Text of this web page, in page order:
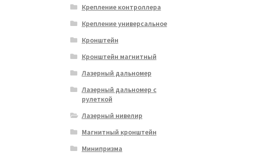
Крепление контроллера
Крепление универсальное
Кронштейн
Кронштейн магнитный
Лазерный дальномер
Лазерный дальномер с
рулеткой
Лазерный нивелир
Магнитный кронштейн
Минипризма